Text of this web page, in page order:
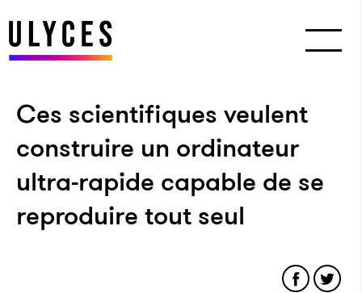
Ces scientifiques veulent
construire un ordinateur
ultra-rapide capable de se
reproduire tout seul